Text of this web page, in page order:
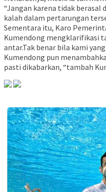
“Jangan karena tidak berasal
kalah dalam pertarungan
Sementara itu, Karo
Kumendong mengklarifikasi
antar.Tak benar bila kami
Kumendong pun
pasti dikabarkan, “tambah